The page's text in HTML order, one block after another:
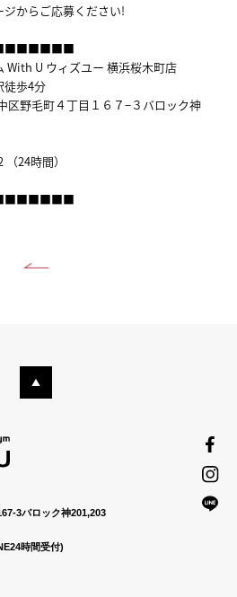
ジからご応募ください!
With U ウィズユー 横浜桜木町店
徒歩4分
区野毛町４丁目１６７−３バロック神
（24時間）
3バロック神201,203
時間受付)